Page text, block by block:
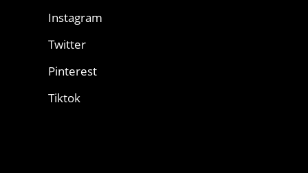
Instagram
Twitter
Pinterest
Tiktok